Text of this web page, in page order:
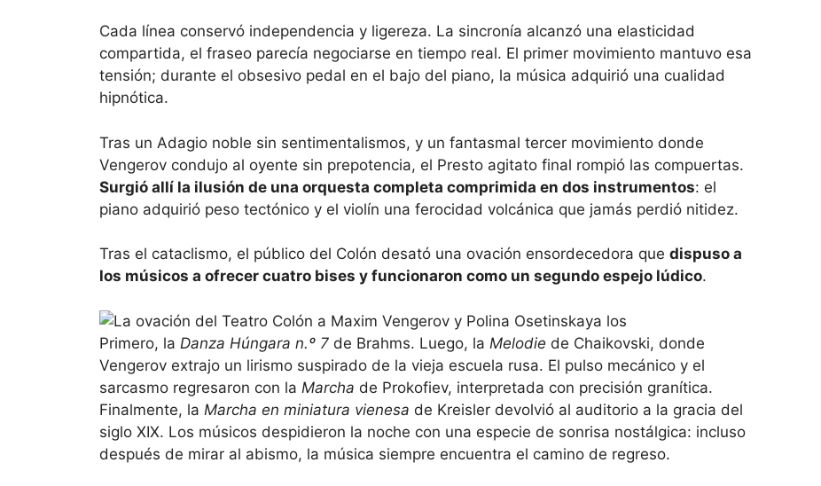
Cada línea conservó independencia y ligereza. La sincronía alcanzó una elasticidad
compartida, el fraseo parecía negociarse en tiempo real. El primer movimiento mantuvo esa
tensión; durante el obsesivo pedal en el bajo del piano, la música adquirió una cualidad
hipnótica.
Tras un Adagio noble sin sentimentalismos, y un fantasmal tercer movimiento donde
Vengerov condujo al oyente sin prepotencia, el Presto agitato final rompió las compuertas.
Surgió allí la ilusión de una orquesta completa comprimida en dos instrumentos: el
piano adquirió peso tectónico y el violín una ferocidad volcánica que jamás perdió nitidez.
Tras el cataclismo, el público del Colón desató una ovación ensordecedora que dispuso a
los músicos a ofrecer cuatro bises y funcionaron como un segundo espejo lúdico.
Primero, la Danza Húngara n.º 7 de Brahms. Luego, la Melodie de Chaikovski, donde
Vengerov extrajo un lirismo suspirado de la vieja escuela rusa. El pulso mecánico y el
sarcasmo regresaron con la Marcha de Prokofiev, interpretada con precisión granítica.
Finalmente, la Marcha en miniatura vienesa de Kreisler devolvió al auditorio a la gracia del
siglo XIX. Los músicos despidieron la noche con una especie de sonrisa nostálgica: incluso
después de mirar al abismo, la música siempre encuentra el camino de regreso.